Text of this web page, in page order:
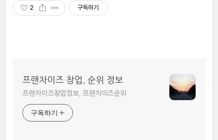
2 구독하기
프랜차이즈 창업, 순위 정보
프랜차이즈창업정보, 프랜차이즈순위
구독하기